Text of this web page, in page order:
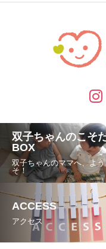
双子ちゃんのこそ
BOX
双子ちゃんのママへ、よう
そ！
ACCESS
アクセス